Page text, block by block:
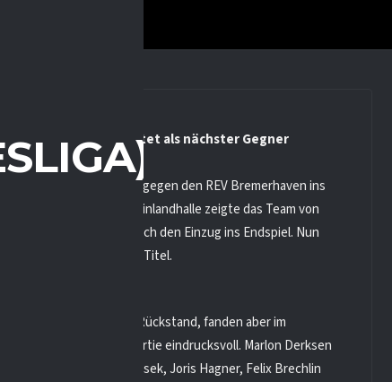
Finale ein – Erfurt wartet als nächster Gegner
souveränen Siegen gegen den REV Bremerhaven ins
PreZero Rheinlandhalle zeigte das Team von
und verdiente sich den Einzug ins Endspiel. Nun
auf dem Weg zum Titel.
9:3 (0:1, 4:0, 5:2)
zunächst in Rückstand, fanden aber im
und drehten die Partie eindrucksvoll. Marlon Derksen
während Patrick Latusek, Joris Hagner, Felix Brechlin